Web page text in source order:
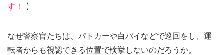
す！
】
なぜ警察官たちは、パトカーや白バイなどで巡回をし、運
転者からも視認できる位置で検挙しないのだろうか。